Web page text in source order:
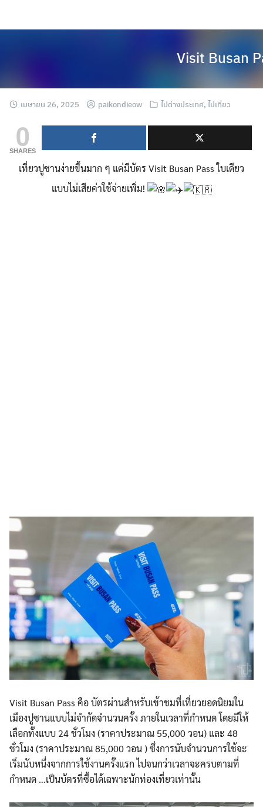
Visit Busan
เมษายน 26, 2025 paikondieow ไปต่างประเทศ, ไปเที่ยว
0
SHARES
เที่ยวปูซานง่ายขึ้นมาก ๆ แค่มีบัตร Visit Busan Pass ใบเดียว
แบบไม่เสียค่าใช้จ่ายเพิ่ม!
Visit Busan Pass คือ บัตรผ่านสำหรับเข้าชมที่เที่ยวยอดนิยมใน
เมืองปูซานแบบไม่จำกัดจำนวนครั้ง ภายในเวลาที่กำหนด โดยมีให้
เลือกทั้งแบบ 24 ชั่วโมง (ราคาประมาณ 55,000 วอน) และ 48
ชั่วโมง (ราคาประมาณ 85,000 วอน ) ซึ่งการนับจำนวนการใช้จะ
เริ่มนับหนึ่งจากการใช้งานครั้งแรก ไปจนกว่าเวลาจะครบตามที่
กำหนด …เป็นบัตรที่ซื้อได้เฉพาะนักท่องเที่ยวเท่านั้น